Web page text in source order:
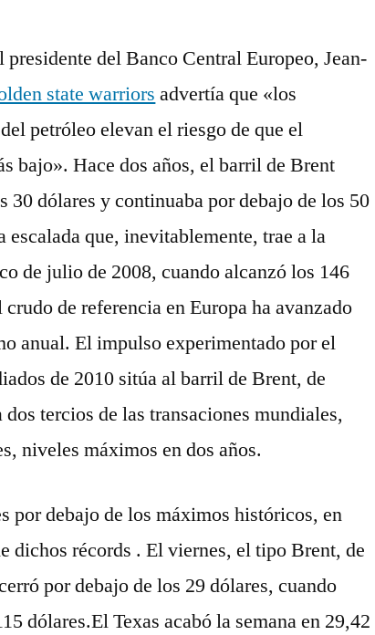
del Banco Central Europeo, Jean-
state warriors advertía que «los
petróleo elevan el riesgo de que el
bajo». Hace dos años, el barril de Brent
30 dólares y continuaba por debajo de los 50
que, inevitablemente, trae a la
de julio de 2008, cuando alcanzó los 146
de referencia en Europa ha avanzado
anual. El impulso experimentado por el
de 2010 sitúa al barril de Brent, de
tercios de las transaciones mundiales,
niveles máximos en dos años.
por debajo de los máximos históricos, en
dichos récords . El viernes, el tipo Brent, de
por debajo de los 29 dólares, cuando
dólares.El Texas acabó la semana en 29,42